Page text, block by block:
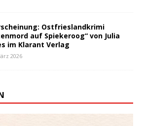
Ostfrieslandkrimi
auf Spiekeroog“ von Julia
im Klarant Verlag
2026